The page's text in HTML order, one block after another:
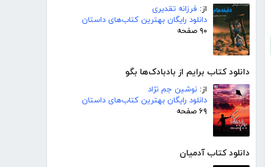
از: فرزانه تقدیری
دانلود رایگان بهترین کتاب‌های داستان
۹۰ صفحه
دانلود کتاب برایم از بادبادک‌ها بگو
از: نوشین جم نژاد
دانلود رایگان بهترین کتاب‌های داستان
۶۹ صفحه
دانلود کتاب آدمیان